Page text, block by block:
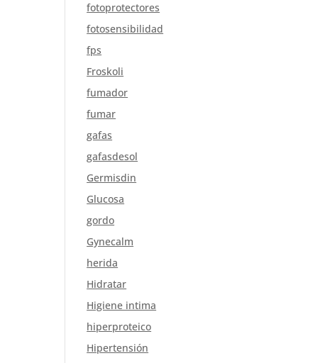
fotoprotectores
fotosensibilidad
fps
Froskoli
fumador
fumar
gafas
gafasdesol
Germisdin
Glucosa
gordo
Gynecalm
herida
Hidratar
Higiene intima
hiperproteico
Hipertensión